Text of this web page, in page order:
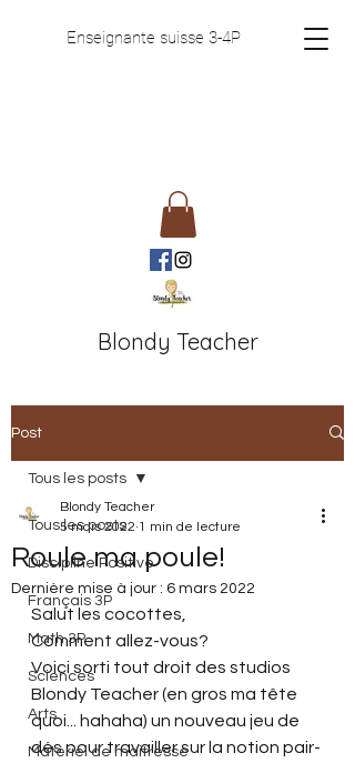
Enseignante suisse 3-4P
Blondy Teacher
Post
Tous les posts
Discipline Positive
Français 3P
Math 3P
Sciences
Arts
Matériel de maitresse
Tous les posts
Roule ma poule!
Blondy Teacher
5 mars 2022 1 min de lecture
Dernière mise à jour : 6 mars 2022
Salut les cocottes,
Comment allez-vous?
Voici sorti tout droit des studios
Blondy Teacher (en gros ma tête
quoi... hahaha) un nouveau jeu de
dés pour travailler sur la notion pair-